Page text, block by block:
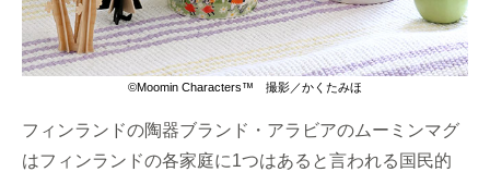
©Moomin Characters™ 撮影／かくたみほ
フィンランドの陶器ブランド・アラビアのムーミンマグ
はフィンランドの各家庭に1つはあると言われる国民的